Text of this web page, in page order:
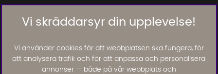
Vi skräddarsyr din upplevelse!
Vi använder cookies för att webbplatsen ska fungera, för
att analysera trafik och för att anpassa och personalisera
annonser — både på vår webbplats och